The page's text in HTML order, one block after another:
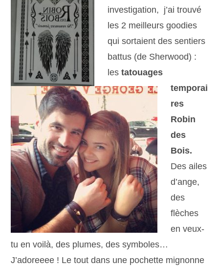
investigation, j’ai trouvé
les 2 meilleurs goodies
qui sortaient des sentiers
battus (de Sherwood) :
lestatouages
temporai
res
Robin
des
Bois.
Des ailes
d’ange,
des
flèches
en veux-
tu en voilà, des plumes, des symboles…
J’adoreeee ! Le tout dans une pochette mignonne